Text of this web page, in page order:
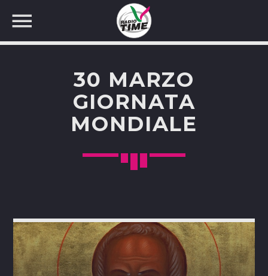
CERCA NEL SITO WEB:
30 MARZO
GIORNATA
MONDIALE